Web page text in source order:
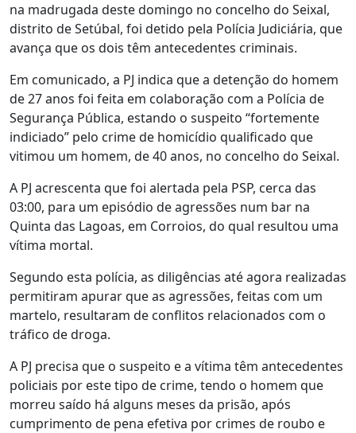
na madrugada deste domingo no concelho do Seixal,
distrito de Setúbal, foi detido pela Polícia Judiciária, que
avança que os dois têm antecedentes criminais.
Em comunicado, a PJ indica que a detenção do homem
de 27 anos foi feita em colaboração com a Polícia de
Segurança Pública, estando o suspeito “fortemente
indiciado” pelo crime de homicídio qualificado que
vitimou um homem, de 40 anos, no concelho do Seixal.
A PJ acrescenta que foi alertada pela PSP, cerca das
03:00, para um episódio de agressões num bar na
Quinta das Lagoas, em Corroios, do qual resultou uma
vítima mortal.
Segundo esta polícia, as diligências até agora realizadas
permitiram apurar que as agressões, feitas com um
martelo, resultaram de conflitos relacionados com o
tráfico de droga.
A PJ precisa que o suspeito e a vítima têm antecedentes
policiais por este tipo de crime, tendo o homem que
morreu saído há alguns meses da prisão, após
cumprimento de pena efetiva por crimes de roubo e